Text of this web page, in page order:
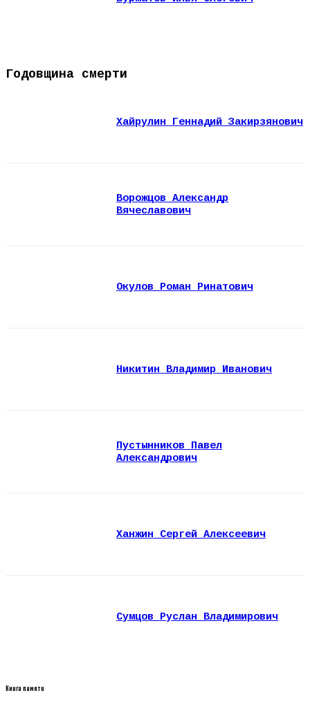
Годовщина смерти
Хайрулин Геннадий Закирзянович
Ворожцов Александр
Вячеславович
Окулов Роман Ринатович
Никитин Владимир Иванович
Пустынников Павел
Александрович
Ханжин Сергей Алексеевич
Сумцов Руслан Владимирович
Книга памяти